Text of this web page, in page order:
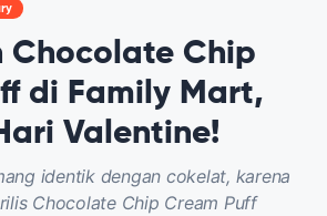
Chocolate Chip
di Family Mart,
Valentine!
identik dengan cokelat, karena
Chocolate Chip Cream Puff